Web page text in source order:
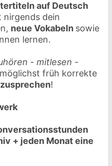
auf Deutsch
nirgends dein
neue Vokabeln sowie
lernen.
- mitlesen -
früh korrekte
!
+ jeden Monat eine